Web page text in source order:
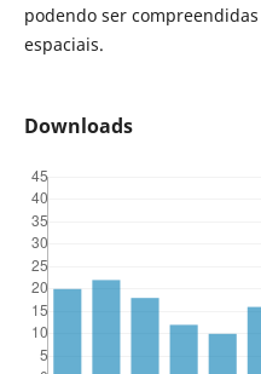
podendo ser
espaciais.
Downloads